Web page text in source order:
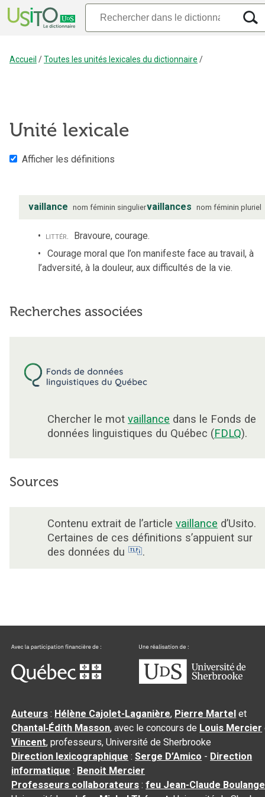
Accueil /Toutes les unités lexicales du dictionnaire /
Unité lexicale
Afficher les définitions
vaillance nom féminin singuliervaillances nom féminin pluriel
littér. Bravoure, courage.
Courage moral que l’on manifeste face au travail, à
l’adversité, à la douleur, aux difficultés de la vie.
Recherches associées
Chercher le mot vaillance dans le Fonds de
données linguistiques du Québec (FDLQ).
Sources
Contenu extrait de l’article vaillance d’Usito.
Certaines de ces définitions s’appuient sur
des données du
.
Auteurs : Hélène Cajolet-Laganière, Pierre Martel et
Chantal‑Édith Masson, avec le concours de Louis Mercier
Vincent, professeurs, Université de Sherbrooke
Direction lexicographique :Serge D’Amico - Direction
informatique : Benoit Mercier
Professeurs collaborateurs :feu Jean-Claude